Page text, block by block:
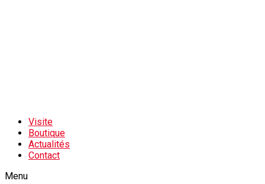
Visite
Boutique
Actualités
Contact
Menu